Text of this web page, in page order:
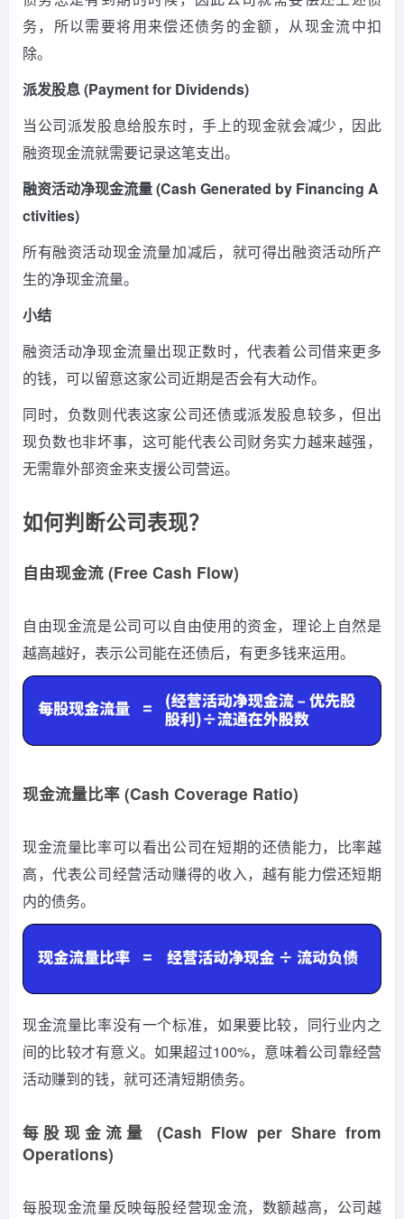
务，所以需要将用来偿还债务的金额，从现金流中扣
除。
派发股息 (Payment for Dividends)
当公司派发股息给股东时，手上的现金就会减少，因此
融资现金流就需要记录这笔支出。
融资活动净现金流量 (Cash Generated by Financing A
ctivities)
所有融资活动现金流量加减后，就可得出融资活动所产
生的净现金流量。
小结
融资活动净现金流量出现正数时，代表着公司借来更多
的钱，可以留意这家公司近期是否会有大动作。
同时，负数则代表这家公司还债或派发股息较多，但出
现负数也非坏事，这可能代表公司财务实力越来越强，
无需靠外部资金来支援公司营运。
如何判断公司表现？
自由现金流 (Free Cash Flow)
自由现金流是公司可以自由使用的资金，理论上自然是
越高越好，表示公司能在还债后，有更多钱来运用。
现金流量比率 (Cash Coverage Ratio)
现金流量比率可以看出公司在短期的还债能力，比率越
高，代表公司经营活动赚得的收入，越有能力偿还短期
内的债务。
现金流量比率没有一个标准，如果要比较，同行业内之
间的比较才有意义。如果超过100%，意味着公司靠经营
活动赚到的钱，就可还清短期债务。
每股现金流量 (Cash Flow per Share from
Operations)
每股现金流量反映每股经营现金流，数额越高，公司越